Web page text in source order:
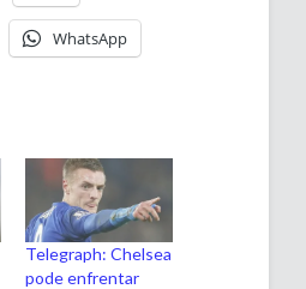
WhatsApp
Telegraph: Chelsea
pode enfrentar